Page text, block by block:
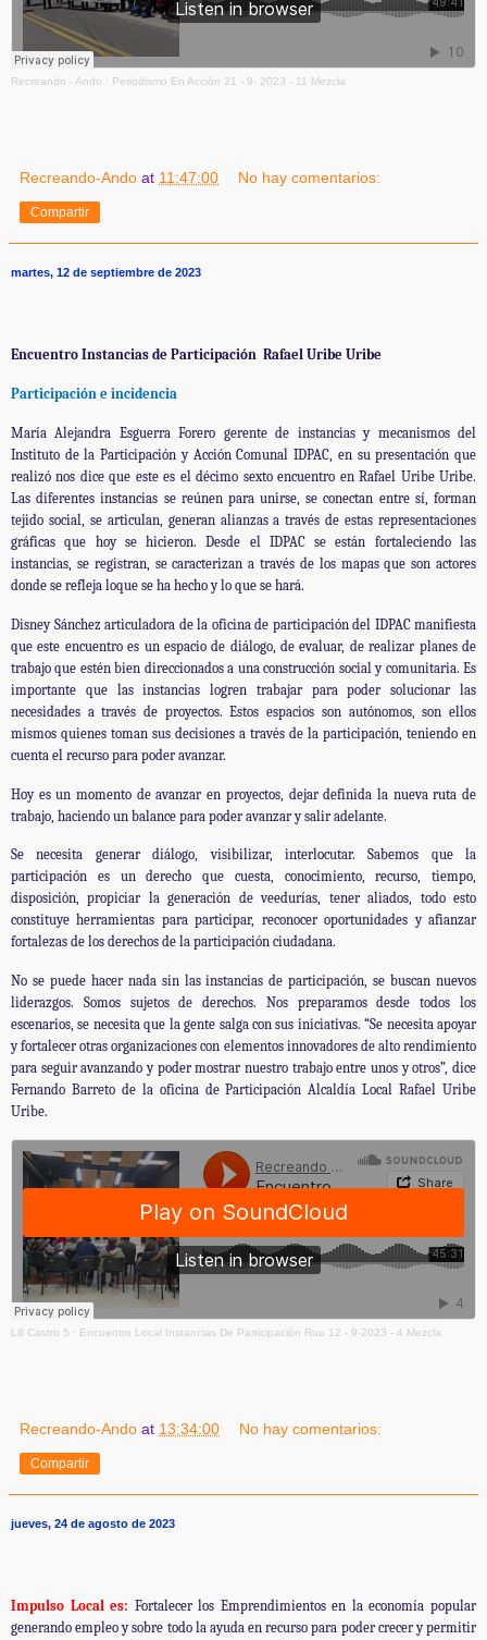
Recreando - Ando · Periodismo En Acciòn 21 - 9- 2023 - 11 Mezcla
Recreando-Ando at 11:47:00 No hay comentarios:
Compartir
martes, 12 de septiembre de 2023
Encuentro Instancias de Participación Rafael Uribe Uribe
Participación e incidencia
María Alejandra Esguerra Forero gerente de instancias y mecanismos del
Instituto de la Participación y Acción Comunal IDPAC, en su presentación que
realizó nos dice que este es el décimo sexto encuentro en Rafael Uribe Uribe.
Las diferentes instancias se reúnen para unirse, se conectan entre sí, forman
tejido social, se articulan, generan alianzas a través de estas representaciones
gráficas que hoy se hicieron. Desde el IDPAC se están fortaleciendo las
instancias, se registran, se caracterizan a través de los mapas que son actores
donde se refleja loque se ha hecho y lo que se hará.
Disney Sánchez articuladora de la oficina de participación del IDPAC manifiesta
que este encuentro es un espacio de diálogo, de evaluar, de realizar planes de
trabajo que estén bien direccionados a una construcción social y comunitaria. Es
importante que las instancias logren trabajar para poder solucionar las
necesidades a través de proyectos. Estos espacios son autónomos, son ellos
mismos quienes toman sus decisiones a través de la participación, teniendo en
cuenta el recurso para poder avanzar.
Hoy es un momento de avanzar en proyectos, dejar definida la nueva ruta de
trabajo, haciendo un balance para poder avanzar y salir adelante.
Se necesita generar diálogo, visibilizar, interlocutar. Sabemos que la
participación es un derecho que cuesta, conocimiento, recurso, tiempo,
disposición, propiciar la generación de veedurías, tener aliados, todo esto
constituye herramientas para participar, reconocer oportunidades y afianzar
fortalezas de los derechos de la participación ciudadana.
No se puede hacer nada sin las instancias de participación, se buscan nuevos
liderazgos. Somos sujetos de derechos. Nos preparamos desde todos los
escenarios, se necesita que la gente salga con sus iniciativas. “Se necesita apoyar
y fortalecer otras organizaciones con elementos innovadores de alto rendimiento
para seguir avanzando y poder mostrar nuestro trabajo entre unos y otros”, dice
Fernando Barreto de la oficina de Participación Alcaldía Local Rafael Uribe
Uribe.
Lili Castro 5 · Encuentro Local Instancias De Participaciòn Ruu 12 - 9-2023 - 4 Mezcla
Recreando-Ando at 13:34:00 No hay comentarios:
Compartir
jueves, 24 de agosto de 2023
Impulso Local es: Fortalecer los Emprendimientos en la economía popular
generando empleo y sobre todo la ayuda en recurso para poder crecer y permitir